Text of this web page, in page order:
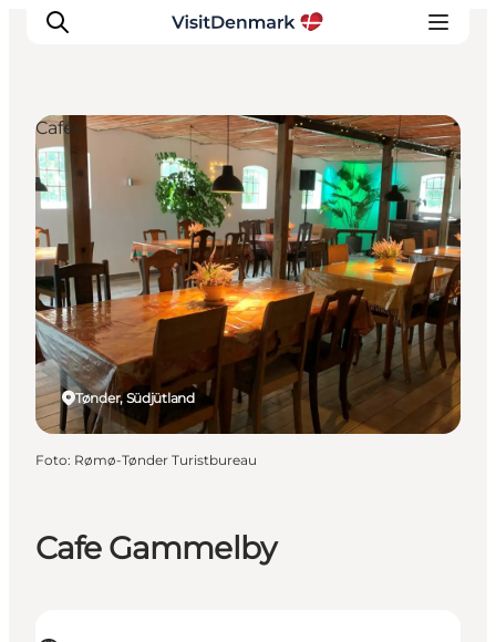
Inspiration
Regionen
Erlebnisse
Unterkünfte
Reiseplanung
Cafe Gammelby
Tønder, Südjütland
Cafés
Foto: Rømø-Tønder Turistbureau